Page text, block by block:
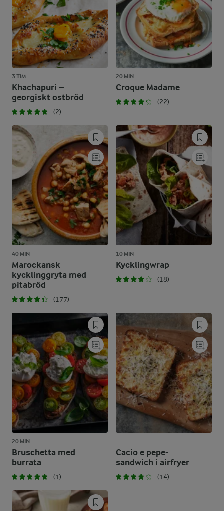
3 TIM
Khachapuri –
georgiskt ostbröd
(2)
20 MIN
Croque Madame
(22)
40 MIN
Marockansk
kycklinggryta med
pitabröd
(177)
10 MIN
Kycklingwrap
(18)
20 MIN
Bruschetta med
burrata
(1)
Cacio e pepe-
sandwich i airfryer
(14)